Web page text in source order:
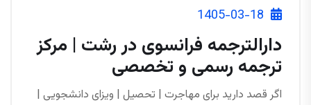
1405-03-18
دارالترجمه فرانسوی در رشت | مرکز
ترجمه رسمی و تخصصی
اگر قصد دارید برای مهاجرت | تحصیل | ویزای دانشجویی |